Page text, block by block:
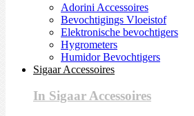
Adorini Accessoires
Bevochtigings Vloeistof
Elektronische bevochtigers
Hygrometers
Humidor Bevochtigers
Sigaar Accessoires
In Sigaar Accessoires